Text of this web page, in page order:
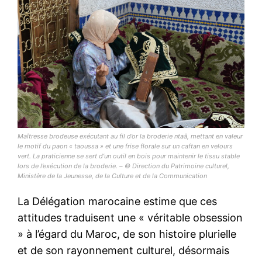
Maîtresse brodeuse exécutant au fil d’or la broderie ntaâ, mettant en valeur
le motif du paon « taoussa » et une frise florale sur un caftan en velours
vert. La praticienne se sert d’un outil en bois pour maintenir le tissu stable
lors de l’exécution de la broderie. – © Direction du Patrimoine culturel,
Ministère de la Jeunesse, de la Culture et de la Communication
La Délégation marocaine estime que ces
attitudes traduisent une « véritable obsession
» à l’égard du Maroc, de son histoire plurielle
et de son rayonnement culturel, désormais